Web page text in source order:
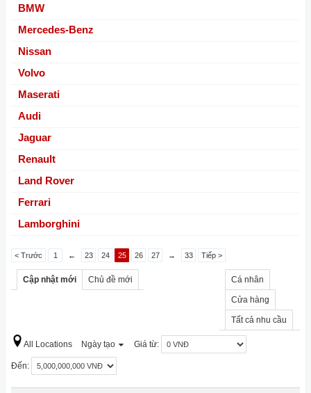
BMW
Mercedes-Benz
Nissan
Volvo
Maserati
Audi
Jaguar
Renault
Land Rover
Ferrari
Lamborghini
< Trước 1 ← 23 24 25 26 27 → 33 Tiếp >
Cập nhật mới Chủ đề mới Cá nhân
Cửa hàng
Tất cả nhu cầu
All Locations Ngày tạo Giá từ:
Đến: